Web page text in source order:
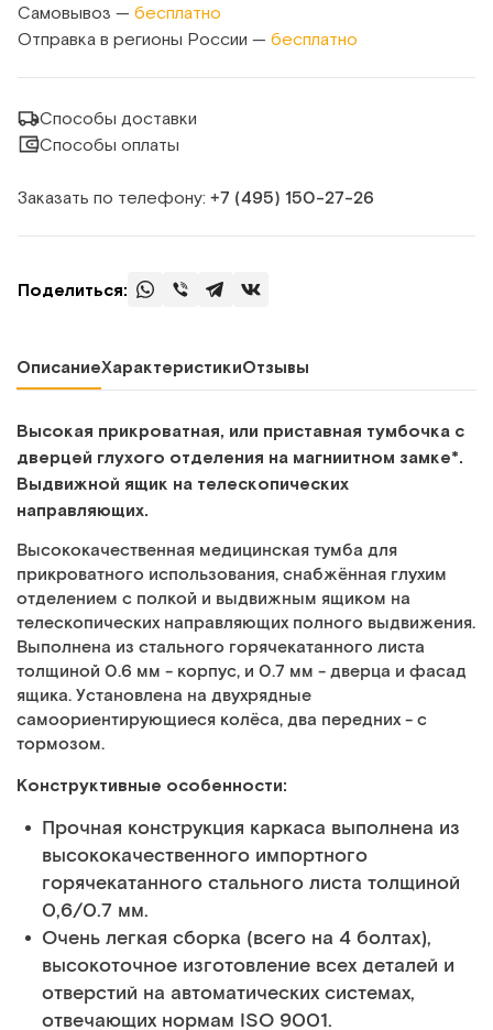
Самовывоз — бесплатно
Отправка в регионы России — бесплатно
Способы доставки
Способы оплаты
Заказать по телефону: +7 (495) 150‑27‑26
Поделиться:
ОписаниеХарактеристикиОтзывы
Высокая прикроватная, или приставная тумбочка с
дверцей глухого отделения на магниитном замке*.
Выдвижной ящик на телескопических
направляющих.
Высококачественная медицинская тумба для
прикроватного использования, снабжённая глухим
отделением с полкой и выдвижным ящиком на
телескопических направляющих полного выдвижения.
Выполнена из стального горячекатанного листа
толщиной 0.6 мм - корпус, и 0.7 мм - дверца и фасад
ящика. Установлена на двухрядные
самоориентирующиеся колёса, два передних - с
тормозом.
Конструктивные особенности:
Прочная конструкция каркаса выполнена из
высококачественного импортного
горячекатанного стального листа толщиной
0,6/0.7 мм.
Очень легкая сборка (всего на 4 болтах),
высокоточное изготовление всех деталей и
отверстий на автоматических системах,
отвечающих нормам ISO 9001.